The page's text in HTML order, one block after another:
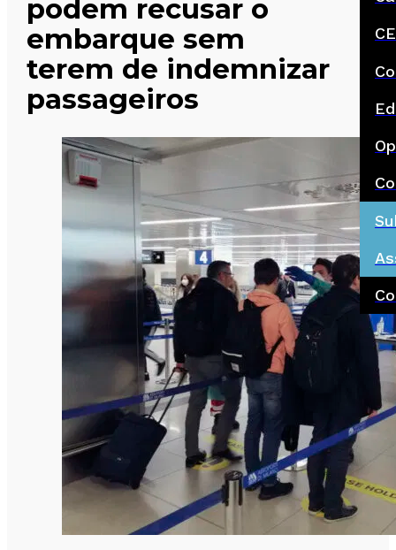
podem recusar o
embarque sem
terem de indemnizar
passageiros